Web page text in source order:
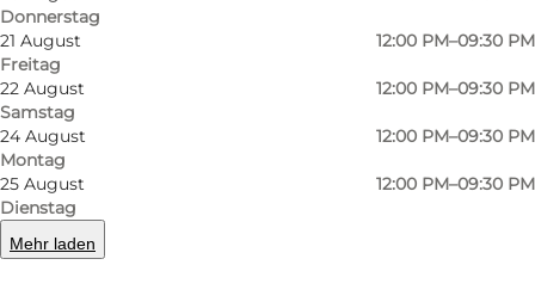
Donnerstag
21 August
Freitag
12:00 PM–09:30 PM
22 August
Samstag
12:00 PM–09:30 PM
24 August
Montag
12:00 PM–09:30 PM
25 August
Dienstag
12:00 PM–09:30 PM
Mehr laden
©Hotel Odeon
©
Nordische Küche & Bistro-Klassiker
Das Restaurant H.C. by Meyers ist fest in den